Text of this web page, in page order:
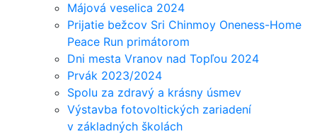
Májová veselica 2024
Prijatie bežcov Sri Chinmoy Oneness-Home
Peace Run primátorom
Dni mesta Vranov nad Topľou 2024
Prvák 2023/2024
Spolu za zdravý a krásny úsmev
Výstavba fotovoltických zariadení
v základných školách